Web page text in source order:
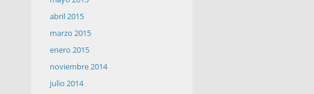
abril 2015
marzo 2015
enero 2015
noviembre 2014
julio 2014